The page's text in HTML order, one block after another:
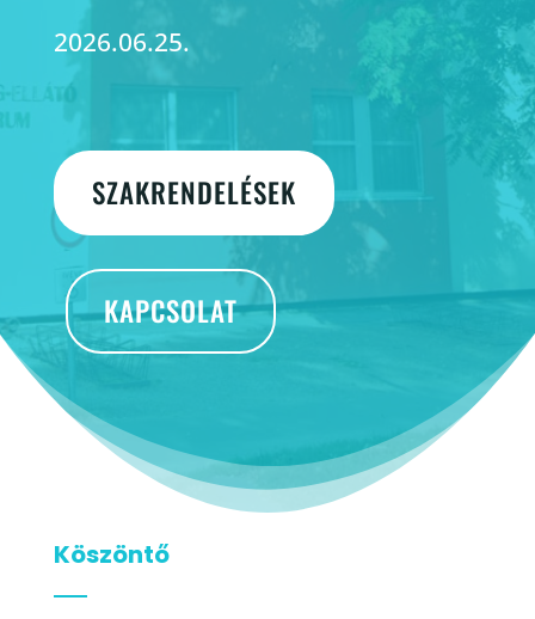
2026.06.25.
SZAKRENDELÉSEK
KAPCSOLAT
Köszöntő